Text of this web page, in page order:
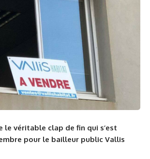
le véritable clap de fin qui s’est
pour le bailleur public Vallis